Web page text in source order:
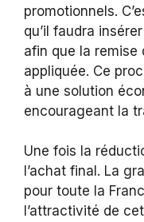
promotionnels.
qu’il faudra
afin que la remise
appliquée. Ce
à une solution
encourageant la
Une fois la
l’achat final. La
pour toute la
l’attractivité de